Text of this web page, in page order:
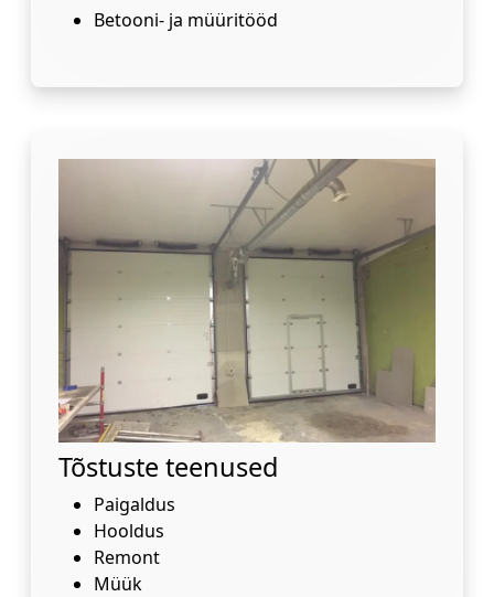
Betooni- ja müüritööd
Tõstuste teenused
Paigaldus
Hooldus
Remont
Müük